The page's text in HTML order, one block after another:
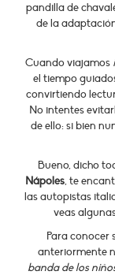
pandilla de
de la
Cuando viajamos
el tiempo
convirtiendo
No intentes
de ello: si bien
Bueno, dicho
Nápoles, te
las autopistas
veas
Para conocer
anteriormente
banda de los